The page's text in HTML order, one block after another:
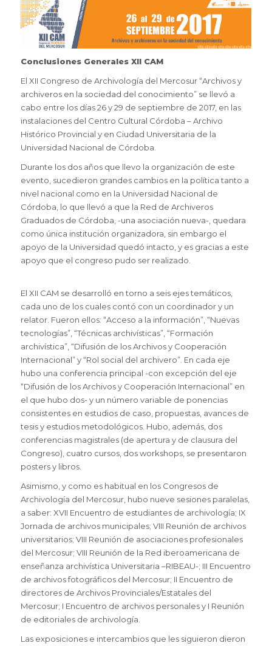
Conclusiones Generales XII CAM
El XII Congreso de Archivología del Mercosur “Archivos y
archiveros en la sociedad del conocimiento” se llevó a
cabo entre los días 26 y 29 de septiembre de 2017, en las
instalaciones del Centro Cultural Córdoba – Archivo
Histórico Provincial y en Ciudad Universitaria de la
Universidad Nacional de Córdoba.
Durante los dos años que llevo la organización de este
evento, sucedieron grandes cambios en la política tanto a
nivel nacional como en la Universidad Nacional de
Córdoba, lo que llevó a que la Red de Archiveros
Graduados de Córdoba, -una asociación nueva-, quedara
como única institución organizadora, sin embargo el
apoyo de la Universidad quedó intacto, y es gracias a este
apoyo que el congreso pudo ser realizado.
El XII CAM se desarrolló en torno a seis ejes temáticos,
cada uno de los cuales contó con un coordinador y un
relator. Fueron ellos: “Acceso a la información”, “Nuevas
tecnologías”, “Técnicas archivísticas”, “Formación
archivística”, “Difusión de los Archivos y Cooperación
Internacional” y “Rol social del archivero”. En cada eje
hubo una conferencia principal -con excepción del eje
“Difusión de los Archivos y Cooperación Internacional” en
el que hubo dos- y un número variable de ponencias
consistentes en estudios de caso, propuestas, avances de
tesis y estudios metodológicos. Hubo, además, dos
conferencias magistrales (de apertura y de clausura del
Congreso), cuatro cursos, dos workshops, se presentaron
posters y libros.
Asimismo, y como es habitual en los Congresos de
Archivología del Mercosur, hubo nueve sesiones paralelas,
a saber: XVII Encuentro de estudiantes de archivología; IX
Jornada de archivos municipales; VIII Reunión de archivos
universitarios; VIII Reunión de asociaciones profesionales
del Mercosur; VIII Reunión de la Red iberoamericana de
enseñanza archivística Universitaria –RIBEAU-; III Encuentro
de archivos fotográficos del Mercosur; II Encuentro de
directores de Archivos Provinciales/Estatales del
Mercosur; I Encuentro de archivos personales y I Reunión
de editoriales de archivología.
Las exposiciones e intercambios que les siguieron dieron